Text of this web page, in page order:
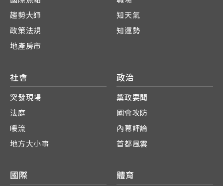
趨勢大師
政策法規
地產房市
知天氣
知運勢
社會
突發現場
法庭
暖流
地方大小事
政治
黨政要聞
國會攻防
內幕評論
首都風雲
國際 體育